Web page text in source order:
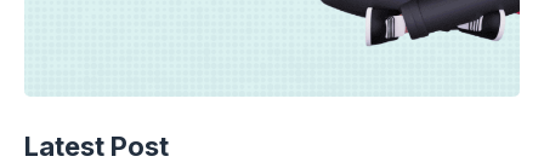
Latest Post